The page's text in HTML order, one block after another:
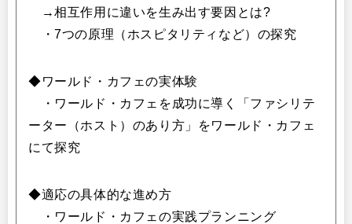
→相互作用に違いを生み出す要因とは?
・7つの原理（ホスピタリティなど）の探究
◆ワールド・カフェの実体験
・ワールド・カフェを成功に導く「ファシリテ
ーター（ホスト）のあり方」をワールド・カフェ
にて探究
◆適応の具体的な進め方
・ワールド・カフェの実践プランニング